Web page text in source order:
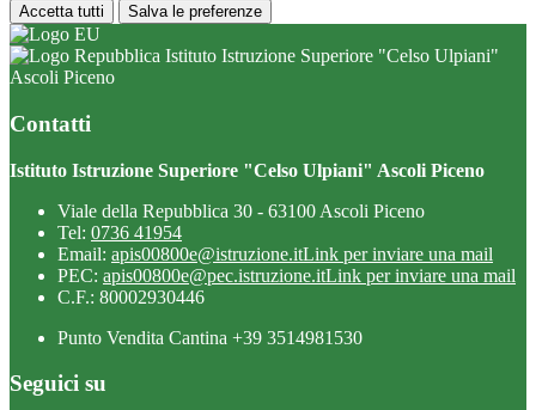
Accetta tutti Salva le preferenze
Istituto Istruzione Superiore "Celso Ulpiani"
Ascoli Piceno
Contatti
Istituto Istruzione Superiore "Celso Ulpiani" Ascoli Piceno
Viale della Repubblica 30 - 63100 Ascoli Piceno
Tel: 0736 41954
Email: apis00800e@istruzione.itLink per inviare una mail
PEC: apis00800e@pec.istruzione.itLink per inviare una mail
C.F.: 80002930446
Punto Vendita Cantina +39 3514981530
Seguici su